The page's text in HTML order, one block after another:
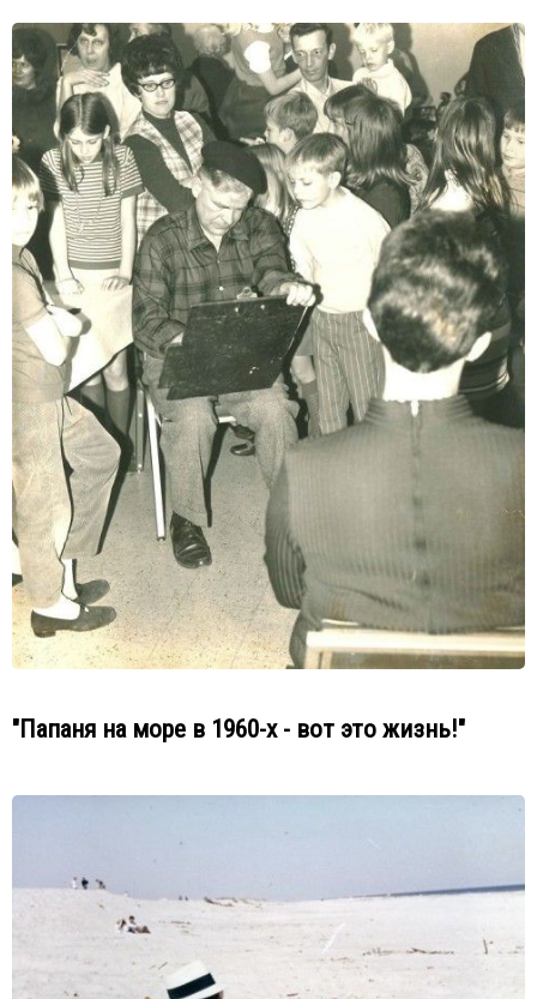
"Папаня на море в 1960-х - вот это жизнь!"